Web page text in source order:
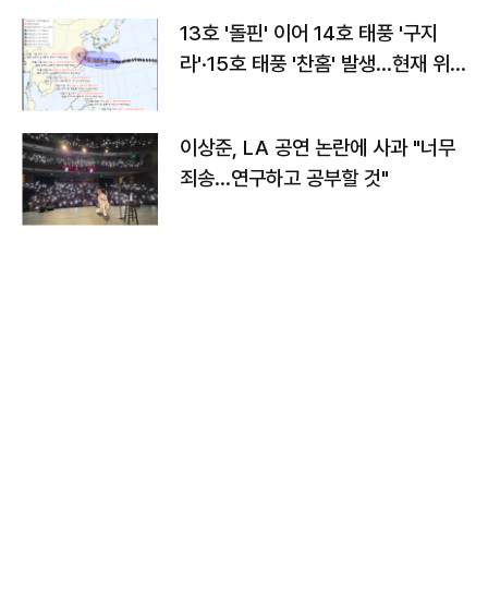
13호 '돌핀' 이어 14호 태풍 '구지
라'·15호 태풍 '찬홈' 발생…현재 위
이상준, LA 공연 논란에 사과 "너무
죄송…연구하고 공부할 것"